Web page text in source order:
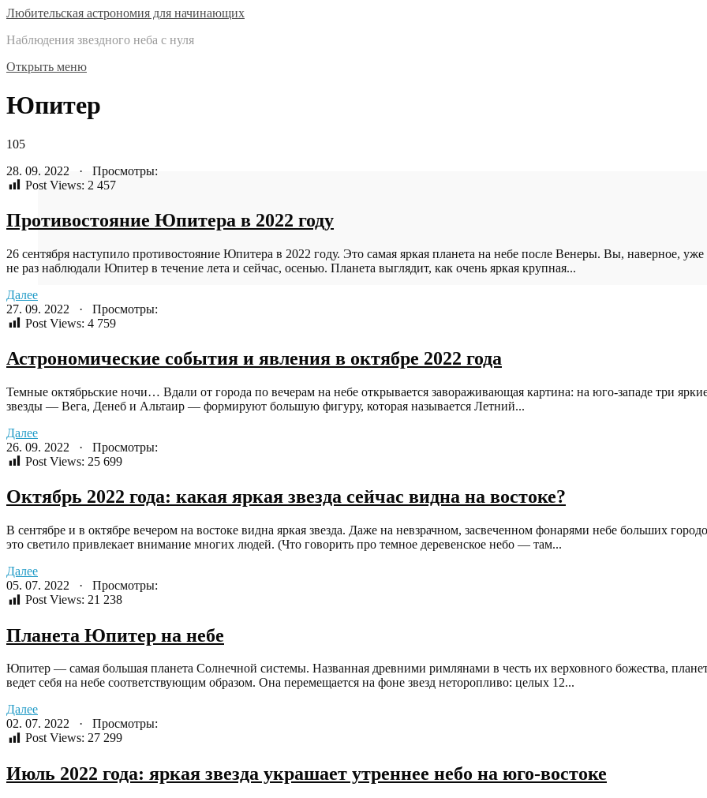
Любительская астрономия для начинающих
Наблюдения звездного неба с нуля
Открыть меню
Юпитер
105
28. 09. 2022 · Просмотры:
Post Views: 2 457
Противостояние Юпитера в 2022 году
26 сентября наступило противостояние Юпитера в 2022 году. Это самая яркая планета на небе после Венеры. Вы, наверное, уже
не раз наблюдали Юпитер в течение лета и сейчас, осенью. Планета выглядит, как очень яркая крупная...
Далее
27. 09. 2022 · Просмотры:
Post Views: 4 759
Астрономические события и явления в октябре 2022 года
Темные октябрьские ночи… Вдали от города по вечерам на небе открывается завораживающая картина: на юго-западе три
звезды — Вега, Денеб и Альтаир — формируют большую фигуру, которая называется Летний...
Далее
26. 09. 2022 · Просмотры:
Post Views: 25 699
Октябрь 2022 года: какая яркая звезда сейчас видна на востоке?
В сентябре и в октябре вечером на востоке видна яркая звезда. Даже на невзрачном, засвеченном фонарями небе больших
это светило привлекает внимание многих людей. (Что говорить про темное деревенское небо — там...
Далее
05. 07. 2022 · Просмотры:
Post Views: 21 238
Планета Юпитер на небе
Юпитер — самая большая планета Солнечной системы. Названная древними римлянами в честь их верховного божества,
ведет себя на небе соответствующим образом. Она перемещается на фоне звезд неторопливо: целых 12...
Далее
02. 07. 2022 · Просмотры:
Post Views: 27 299
Июль 2022 года: яркая звезда украшает утреннее небо на юго-востоке